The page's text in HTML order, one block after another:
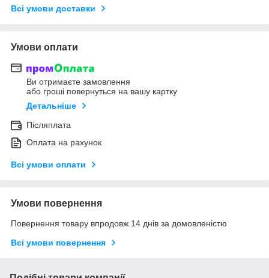
Всі умови доставки
Умови оплати
Ви отримаєте замовлення
або гроші повернуться на вашу картку
Детальніше
Післяплата
Оплата на рахунок
Всі умови оплати
Умови повернення
Повернення товару впродовж 14 днів за домовленістю
Всі умови повернення